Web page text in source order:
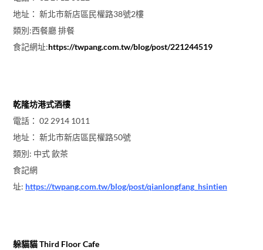
地址： 新北市新店區民權路38號2樓
類別:西餐廳 排餐
食記網址:https://twpang.com.tw/blog/post/221244519
乾隆坊港式酒樓
電話： 02 2914 1011
地址： 新北市新店區民權路50號
類別: 中式 飲茶
食記網
址: https://twpang.com.tw/blog/post/qianlongfang_hsintien
躲貓貓 Third Floor Cafe